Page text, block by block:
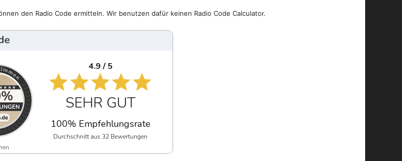
den Radio Code ermitteln. Wir benutzen dafür keinen Radio Code Calculator.
4.9 / 5
SEHR GUT
100% Empfehlungsrate
Durchschnitt aus 32 Bewertungen